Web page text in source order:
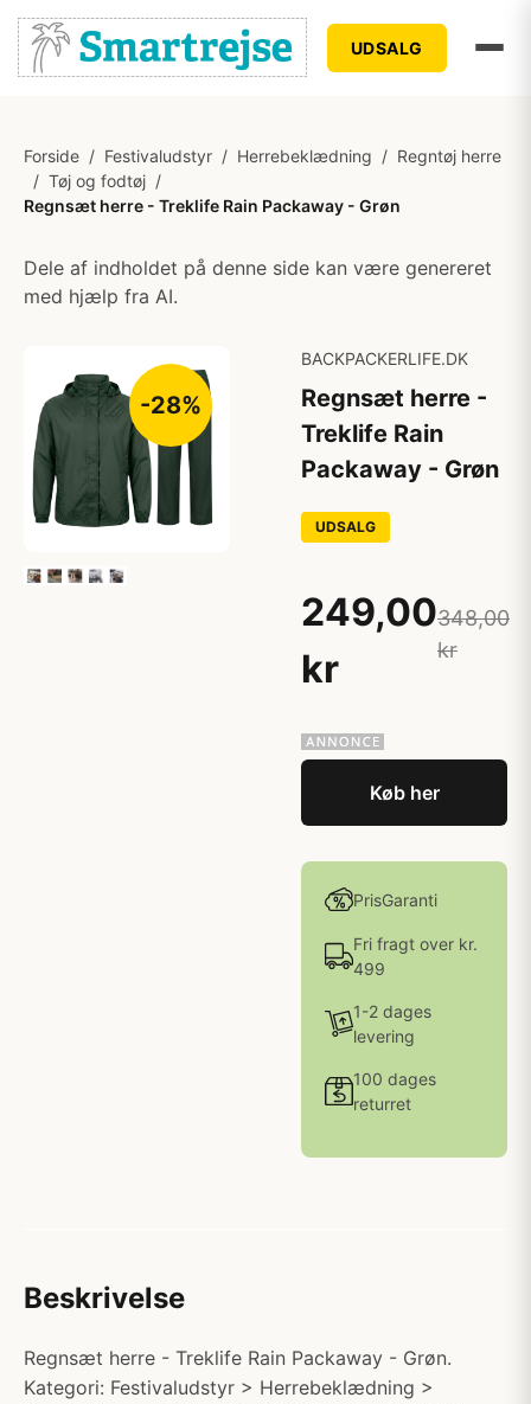
UDSALG
Forside / Festivaludstyr / Herrebeklædning / Regntøj herre
/ Tøj og fodtøj /
Regnsæt herre - Treklife Rain Packaway - Grøn
Dele af indholdet på denne side kan være genereret
med hjælp fra AI.
-28%
BACKPACKERLIFE.DK
Regnsæt herre -
Treklife Rain
Packaway - Grøn
UDSALG
249,00
kr
348,00
kr
Køb her
PrisGaranti
Fri fragt over kr.
499
1-2 dages
levering
100 dages
returret
Beskrivelse
Regnsæt herre - Treklife Rain Packaway - Grøn.
Kategori: Festivaludstyr > Herrebeklædning >